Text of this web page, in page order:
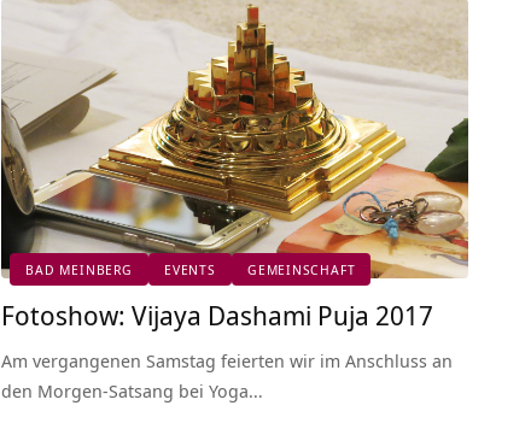
BAD MEINBERG EVENTS GEMEINSCHAFT
Fotoshow: Vijaya Dashami Puja 2017
Am vergangenen Samstag feierten wir im Anschluss an
den Morgen-Satsang bei Yoga…